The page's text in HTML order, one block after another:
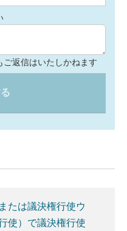
返信はいたしかねます
たは議決権行使ウ
使）で議決権行使